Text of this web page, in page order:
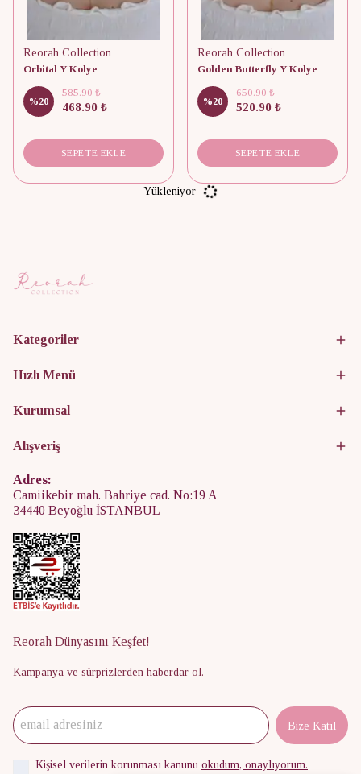
Reorah Collection
Orbital Y Kolye
%20
585.90 ₺
468.90 ₺
SEPETE EKLE
Reorah Collection
Golden Butterfly Y Kolye
%20
650.90 ₺
520.90 ₺
SEPETE EKLE
Yükleniyor
Kategoriler
Hızlı Menü
Kurumsal
Alışveriş
Adres:
Camiikebir mah. Bahriye cad. No:19 A
34440 Beyoğlu İSTANBUL
Reorah Dünyasını Keşfet!
Kampanya ve sürprizlerden haberdar ol.
Bize Katıl
Kişisel verilerin korunması kanunu okudum, onaylıyorum.